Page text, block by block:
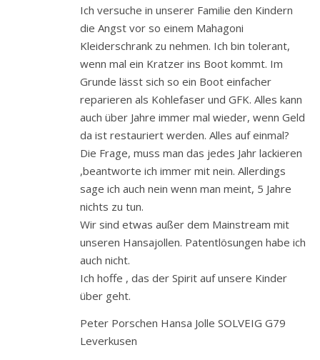
Ich versuche in unserer Familie den Kindern
die Angst vor so einem Mahagoni
Kleiderschrank zu nehmen. Ich bin tolerant,
wenn mal ein Kratzer ins Boot kommt. Im
Grunde lässt sich so ein Boot einfacher
reparieren als Kohlefaser und GFK. Alles kann
auch über Jahre immer mal wieder, wenn Geld
da ist restauriert werden. Alles auf einmal?
Die Frage, muss man das jedes Jahr lackieren
,beantworte ich immer mit nein. Allerdings
sage ich auch nein wenn man meint, 5 Jahre
nichts zu tun.
Wir sind etwas außer dem Mainstream mit
unseren Hansajollen. Patentlösungen habe ich
auch nicht.
Ich hoffe , das der Spirit auf unsere Kinder
über geht.
Peter Porschen Hansa Jolle SOLVEIG G79
Leverkusen